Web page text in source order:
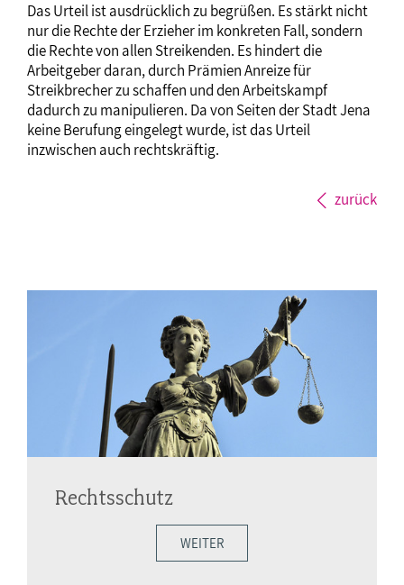
Das Urteil ist ausdrücklich zu begrüßen. Es stärkt nicht
nur die Rechte der Erzieher im konkreten Fall, sondern
die Rechte von allen Streikenden. Es hindert die
Arbeitgeber daran, durch Prämien Anreize für
Streikbrecher zu schaffen und den Arbeitskampf
dadurch zu manipulieren. Da von Seiten der Stadt Jena
keine Berufung eingelegt wurde, ist das Urteil
inzwischen auch rechtskräftig.
zurück
Rechtsschutz
WEITER